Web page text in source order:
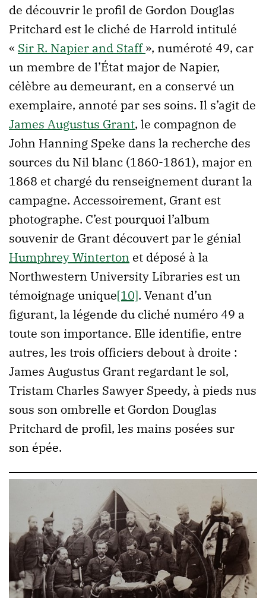
de découvrir le profil de Gordon Douglas
Pritchard est le cliché de Harrold intitulé
« Sir R. Napier and Staff», numéroté 49, car
un membre de l’État major de Napier,
célèbre au demeurant, en a conservé un
exemplaire, annoté par ses soins. Il s’agit de
James Augustus Grant, le compagnon de
John Hanning Speke dans la recherche des
sources du Nil blanc (1860-1861), major en
1868 et chargé du renseignement durant la
campagne. Accessoirement, Grant est
photographe. C’est pourquoi l’album
souvenir de Grant découvert par le génial
Humphrey Winterton et déposé à la
Northwestern University Libraries est un
témoignage unique[10]. Venant d’un
figurant, la légende du cliché numéro 49 a
toute son importance. Elle identifie, entre
autres, les trois officiers debout à droite :
James Augustus Grant regardant le sol,
Tristam Charles Sawyer Speedy, à pieds nus
sous son ombrelle et Gordon Douglas
Pritchard de profil, les mains posées sur
son épée.